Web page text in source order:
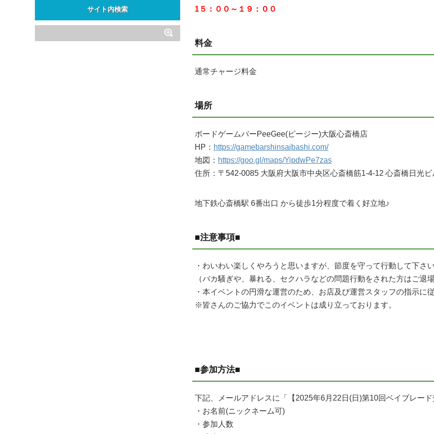
1５：００～１９：００
料金
通常チャージ料金
場所
ボードゲームバーPeeGee(ピージー)大阪心斎橋店
HP： https://gamebarshinsaibashi.com/
地図： https://goo.gl/maps/YipdwPe7zas
住所：〒542-0085 大阪府大阪市中央区心斎橋筋1-4-12 心斎橋日光ビ
地下鉄心斎橋駅 6番出口 から徒歩1分程度で着く好立地♪
■注意事項■
・わいわい楽しくやろうと思いますが、節度を守って行動して下さ
（バカ騒ぎや、暴れる、セクハラなどの問題行動をされた方はご退
・本イベントの円滑な運営のため、お店及び運営スタッフの指示に
※皆さんのご協力でこのイベントは成り立っております。
■参加方法■
下記、メールアドレスに「【2025年6月22日(日)第10回ベイブレー
・お名前(ニックネーム可)
・参加人数
サイト内検索